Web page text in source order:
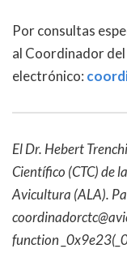
Por consultas
al Coordinador
electrónico:
El Dr. Hebert
Científico (CTC) de
Avicultura (ALA).
function